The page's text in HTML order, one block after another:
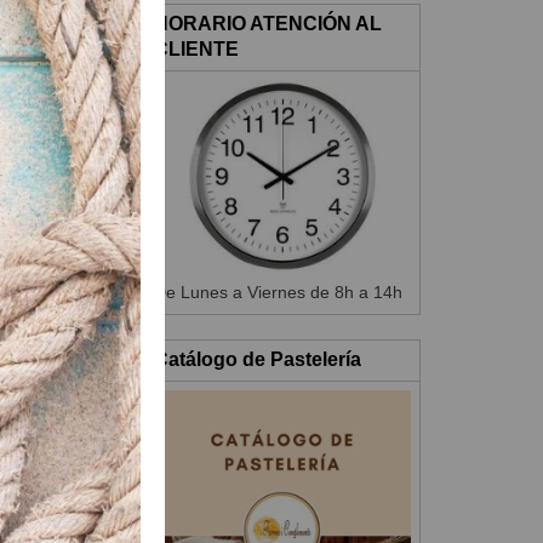
una
y seca.
debe
enteros a la
HORARIO ATENCIÓN AL
CLIENTE
De Lunes a Viernes de 8h a 14h
Catálogo de Pastelería